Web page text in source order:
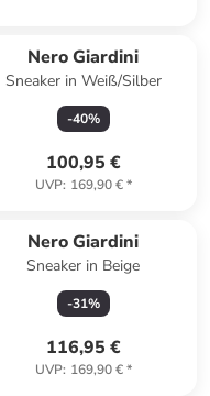
Nero Giardini
Sneaker in Weiß/Silber
-40%
100,95 €
UVP: 169,90 €*
Nero Giardini
Sneaker in Beige
-31%
116,95 €
UVP: 169,90 €*